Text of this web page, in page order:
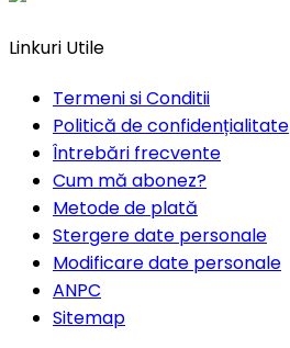
Linkuri Utile
Termeni si Conditii
Politică de confidențialitate
Întrebări frecvente
Cum mă abonez?
Metode de plată
Stergere date personale
Modificare date personale
ANPC
Sitemap